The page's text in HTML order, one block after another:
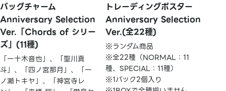
バッグチャーム
Anniversary Selection
Ver.「Chords of シリー
ズ」(11種)
「一十木音也」、「聖川真
斗」、「四ノ宮那月」、「一
ノ瀬トキヤ」、「神宮寺レ
トレーディングポスター
Anniversary Selection
Ver.(全22種)
※ランダム商品
※全22種（NORMAL：11
種、SPECIAL：11種）
※1パック2個入り